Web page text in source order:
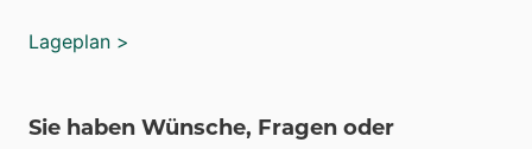
Lageplan >
Sie haben Wünsche, Fragen oder